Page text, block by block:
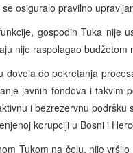
osiguralo pravilno
gospodin Tuka nije
nije raspolagao
dovela do pokretanja
javnih fondova i takvim
i bezrezervnu
korupciji u Bosni i
Tukom na čelu, nije